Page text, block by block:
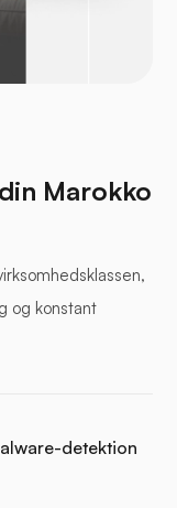
Marokko
og konstant
detektion